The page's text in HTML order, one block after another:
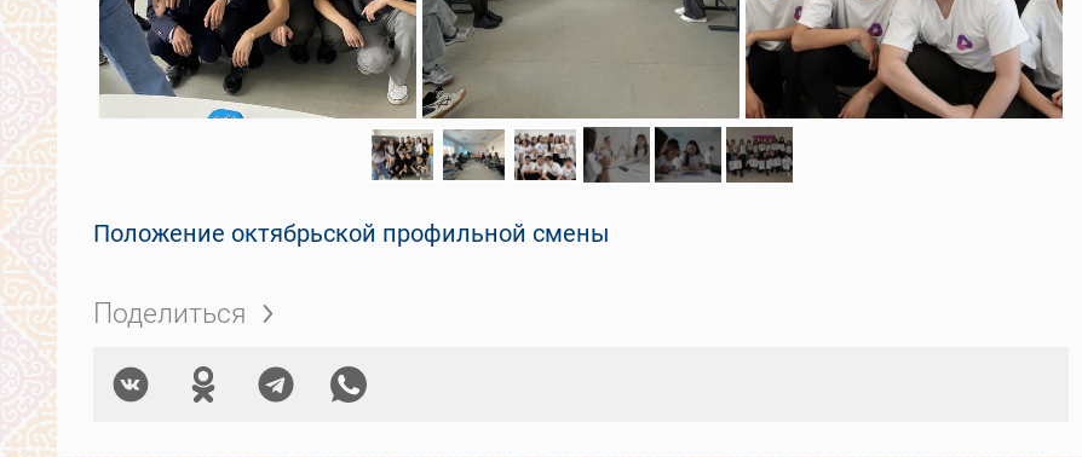
Положение октябрьской профильной смены
Поделиться